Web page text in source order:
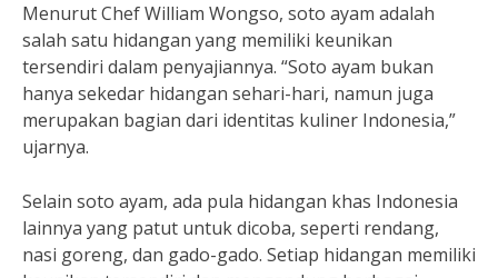
Menurut Chef William Wongso, soto ayam adalah
salah satu hidangan yang memiliki keunikan
tersendiri dalam penyajiannya. “Soto ayam bukan
hanya sekedar hidangan sehari-hari, namun juga
merupakan bagian dari identitas kuliner Indonesia,”
ujarnya.
Selain soto ayam, ada pula hidangan khas Indonesia
lainnya yang patut untuk dicoba, seperti rendang,
nasi goreng, dan gado-gado. Setiap hidangan memiliki